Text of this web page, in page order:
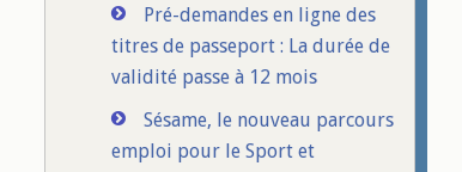
Pré-demandes en ligne des
titres de passeport : La durée de
validité passe à 12 mois
Sésame, le nouveau parcours
emploi pour le Sport et